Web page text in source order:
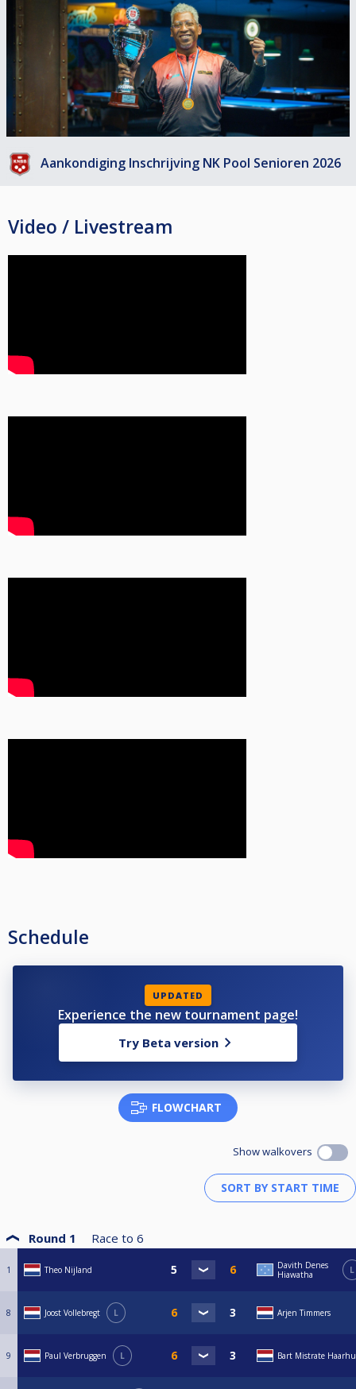
Voor alle disciplines geldt:
- Maximaal 80 spelers;
- Double KO tot laatste 32, daarna single KO;
Protocol is hier te lezen:
https://helpdeskpool.knbb.nl/support/solutions/articles/1000327754-toernooi-protocol-nk-pool-senioren-2026
Aankondiging Inschrijving NK Pool Senioren 2026
Video / Livestream
Schedule
UPDATED
Experience the new tournament page!
Try Beta version
FLOWCHART
Show walkovers
Round 1 Race to 6
1 Theo Nijland
Davith Denes
Hiawatha
L
8 Joost Vollebregt L Arjen Timmers
9 Paul Verbruggen L Bart Mistrate